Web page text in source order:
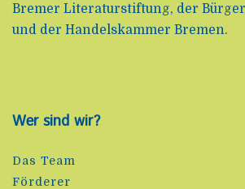
Bremer Literaturstiftung, der
und der Handelskammer Bremen.
Wer sind wir?
Das Team
Förderer